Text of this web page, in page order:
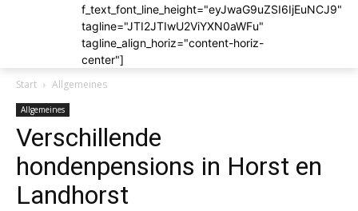
f_text_font_line_height="eyJwaG9uZSI6IjEuNCJ9"
tagline="JTI2JTIwU2ViYXN0aWFu"
tagline_align_horiz="content-horiz-
center"]
Start Allgemeines
Allgemeines
Verschillende
hondenpensions in Horst en
Landhorst